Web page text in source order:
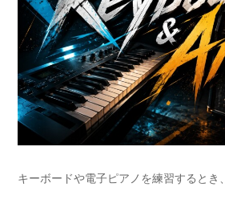
キーボードや電子ピアノを練習するとき、